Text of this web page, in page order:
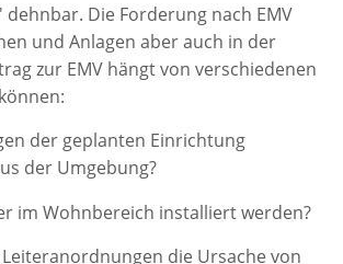
Die Forderung nach EMV
und Anlagen aber auch in der
zur EMV hängt von verschiedenen
der geplanten Einrichtung
der Umgebung?
im Wohnbereich installiert werden?
die Ursache von